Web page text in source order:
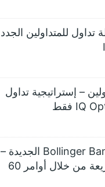
للمتداولين الجدد
– إستراتيجية تداول
إستراتيجية Bollinger Bands الجديدة –
حقق أرباحًا سريعة من خلال أوامر 60